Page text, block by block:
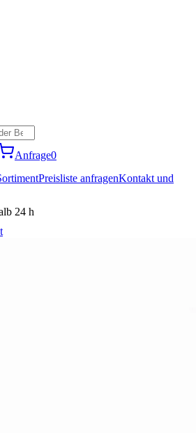
Anfrage0
Preisliste anfragenKontakt und
24 h